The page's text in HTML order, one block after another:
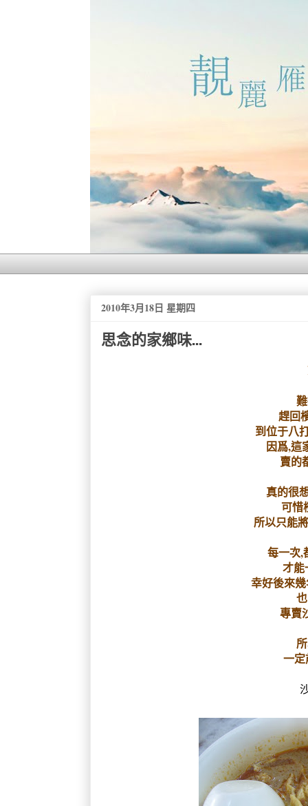
2010年3月18日 星期四
思念的家鄉味...
趕回
到位于八
因爲,這
賣的
真的很
可惜
所以只能
每一次,
才能
幸好後來
專賣
一